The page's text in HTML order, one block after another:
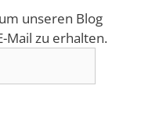
unseren Blog
Mail zu erhalten.